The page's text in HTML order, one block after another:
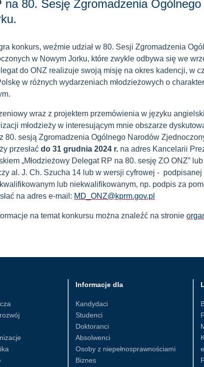
na 80. Sesję Zgromadzenia Ogólnego
konkurs, weźmie udział w 80. Sesji Zgromadzenia
w Nowym Jorku, które zwykle odbywa się we
do ONZ realizuje swoją misję na okres kadencji, w
w różnych wydarzeniach młodzieżowych o
wraz z projektem przemówienia w języku
młodzieży w interesującym mnie obszarze
80. sesją Zgromadzenia Ogólnego Narodów
przesłać do 31 grudnia 2024 r. na adres Kancelarii
„Młodzieżowy Delegat RP na 80. sesję ZO ONZ” lub
al. J. Ch. Szucha 14 lub w wersji cyfrowej - podpisanej
lub niekwalifikowanym, np. podpis za
na adres e-mail: MD_ONZ@kprm.gov.pl
na temat konkursu można znaleźć na stronie
Informacje dla
Kandydaci
Studenci
Doktoranci
Absolwenci
Osoby z niepełnosprawnościami
Biznes